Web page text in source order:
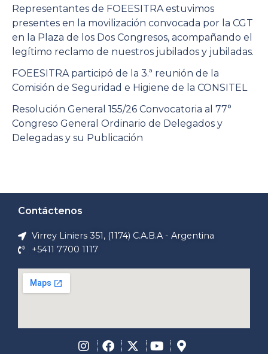
Representantes de FOEESITRA estuvimos
presentes en la movilización convocada por la CGT
en la Plaza de los Dos Congresos, acompañando el
legítimo reclamo de nuestros jubilados y jubiladas.
FOEESITRA participó de la 3.ª reunión de la
Comisión de Seguridad e Higiene de la CONSITEL
Resolución General 155/26 Convocatoria al 77°
Congreso General Ordinario de Delegados y
Delegadas y su Publicación
Contáctenos
Virrey Liniers 351, (1174) C.A.B.A - Argentina
+5411 7700 1117